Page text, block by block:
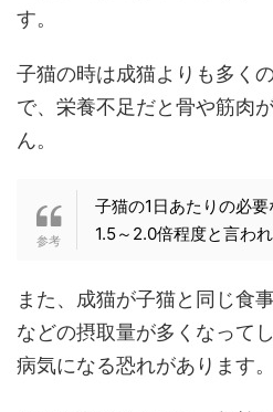
す。
子猫の時は成猫よりも多く
で、栄養不足だと骨や筋肉
ん。
子猫の1日あたりの必
1.5～2.0倍程度と言われ
また、成猫が子猫と同じ食
などの摂取量が多くなって
病気になる恐れがあります。